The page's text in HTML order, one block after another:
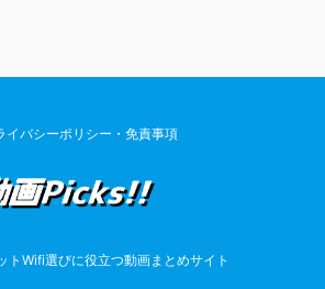
イバシーポリシー・免責事項
トWifi選びに役立つ動画まとめサイト